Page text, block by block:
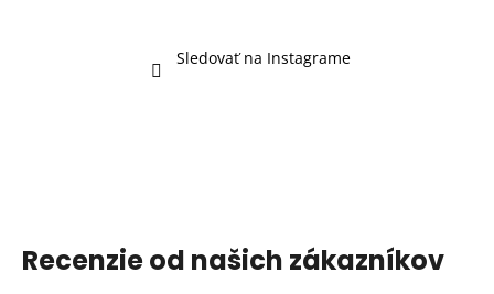
Sledovať na Instagrame
Recenzie od našich zákazníkov